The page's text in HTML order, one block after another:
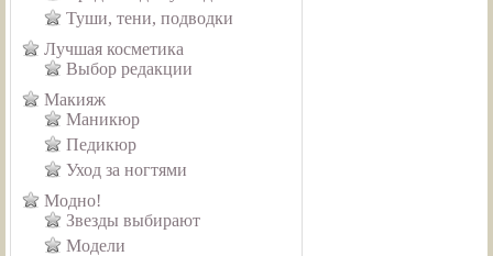
Туши, тени, подводки
Лучшая косметика
Выбор редакции
Макияж
Маникюр
Педикюр
Уход за ногтями
Модно!
Звезды выбирают
Модели